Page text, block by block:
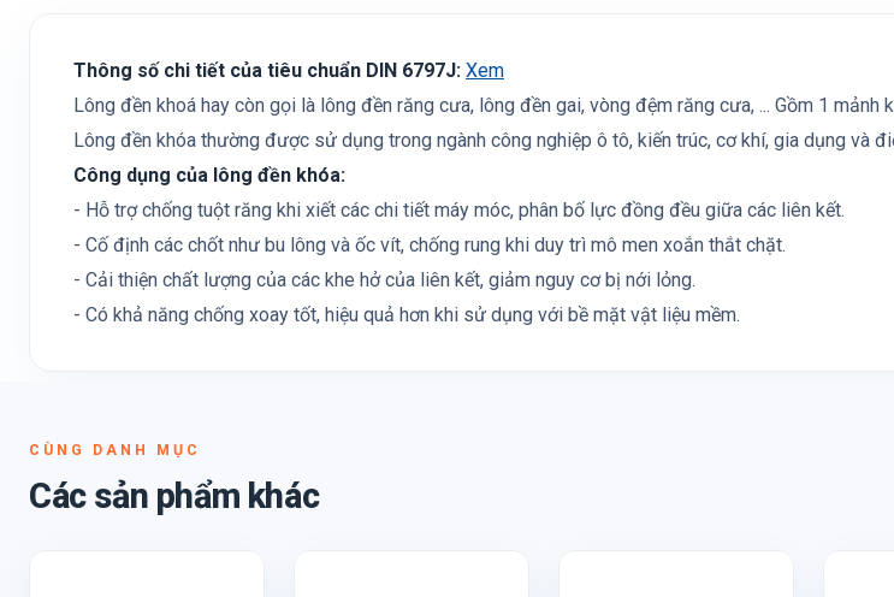
Thông số chi tiết của tiêu chuẩn DIN 6797J: Xem
Lông đền khoá hay còn gọi là lông đền răng cưa, lông đền gai, vòng đệm răng cưa, ... Gồm 1
Lông đền khóa thường được sử dụng trong ngành công nghiệp ô tô, kiến trúc, cơ khí, gia dụng và
Công dụng của lông đền khóa:
- Hỗ trợ chống tuột răng khi xiết các chi tiết máy móc, phân bố lực đồng đều giữa các liên kết.
- Cố định các chốt như bu lông và ốc vít, chống rung khi duy trì mô men xoắn thắt chặt.
- Cải thiện chất lượng của các khe hở của liên kết, giảm nguy cơ bị nới lỏng.
- Có khả năng chống xoay tốt, hiệu quả hơn khi sử dụng với bề mặt vật liệu mềm.
CÙNG DANH MỤC
Các sản phẩm khác